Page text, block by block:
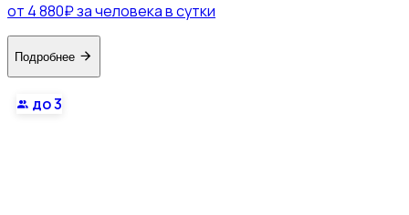
от 4 880₽ за человека в сутки
Подробнее
до 3